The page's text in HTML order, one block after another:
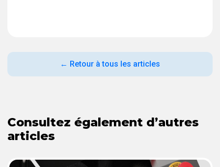
← Retour à tous les articles
Consultez également d’autres
articles